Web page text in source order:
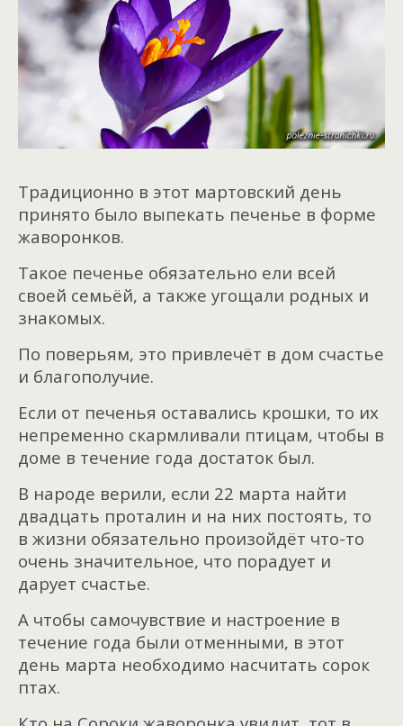
Традиционно в этот мартовский день
принято было выпекать печенье в форме
жаворонков.
Такое печенье обязательно ели всей
своей семьёй, а также угощали родных и
знакомых.
По поверьям, это привлечёт в дом счастье
и благополучие.
Если от печенья оставались крошки, то их
непременно скармливали птицам, чтобы в
доме в течение года достаток был.
В народе верили, если 22 марта найти
двадцать проталин и на них постоять, то
в жизни обязательно произойдёт что-то
очень значительное, что порадует и
дарует счастье.
А чтобы самочувствие и настроение в
течение года были отменными, в этот
день марта необходимо насчитать сорок
птах.